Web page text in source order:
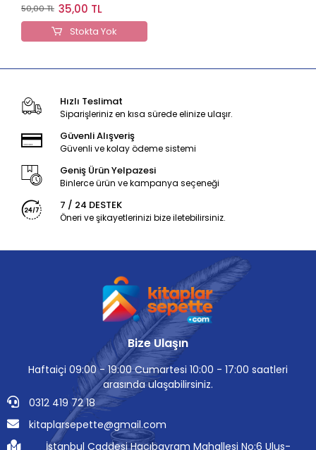
50,00 TL 35,00 TL
Stokta Yok
Hızlı Teslimat
Siparişleriniz en kısa sürede elinize ulaşır.
Güvenli Alışveriş
Güvenli ve kolay ödeme sistemi
Geniş Ürün Yelpazesi
Binlerce ürün ve kampanya seçeneği
7 / 24 DESTEK
Öneri ve şikayetlerinizi bize iletebilirsiniz.
Bize Ulaşın
Haftaiçi 09:00 - 19:00 Cumartesi 10:00 - 17:00 saatleri
arasında ulaşabilirsiniz.
0312 419 72 18
kitaplarsepette@gmail.com
İstanbul Caddesi Hacıbayram Mahallesi No:6 Ulus-